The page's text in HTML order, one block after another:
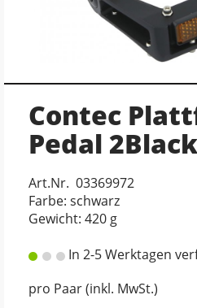
Contec
Pedal 2Black
Art.Nr. 03369972
Farbe: schwarz
Gewicht: 420 g
In 2-5 Werktagen
pro Paar (inkl. MwSt.)